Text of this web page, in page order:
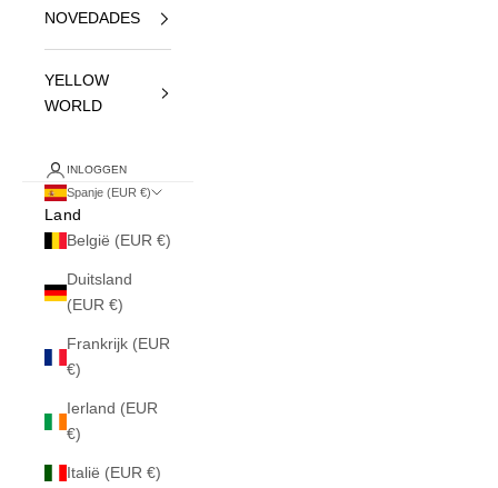
NOVEDADES
YELLOW
WORLD
INLOGGEN
Spanje (EUR €)
Land
België (EUR €)
Duitsland
(EUR €)
Frankrijk (EUR
€)
Ierland (EUR
€)
Italië (EUR €)